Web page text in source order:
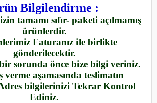
Bilgilendirme :
tamamı sıfır- paketi açılmamış
ürünlerdir.
Faturanız ile birlikte
gönderilecektir.
sorunda önce bize bilgi veriniz.
verme aşamasında teslimatın
Adres bilgilerinizi Tekrar Kontrol
Ediniz.